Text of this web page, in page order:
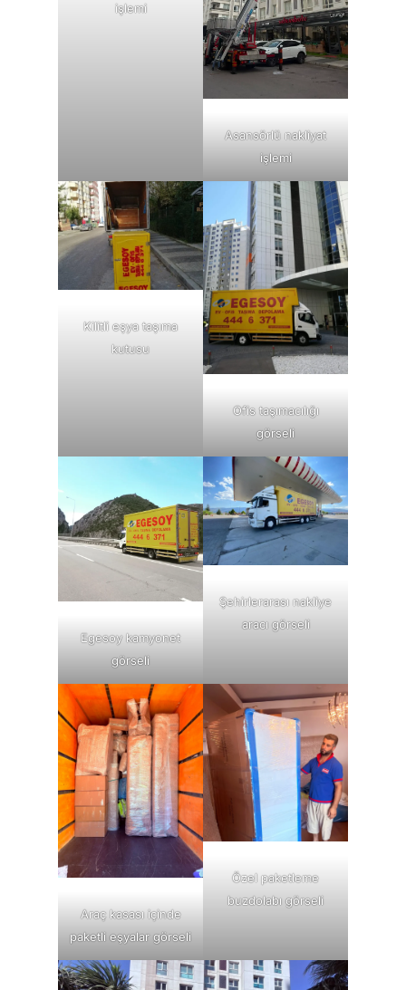
işlemi
Asansörlü nakliyat
işlemi
Kilitli eşya taşıma
kutusu
Ofis taşımacılığı
görseli
Egesoy kamyonet
görseli
Şehirlerarası nakliye
aracı görseli
Araç kasası içinde
paketli eşyalar görseli
Özel paketleme
buzdolabı görseli